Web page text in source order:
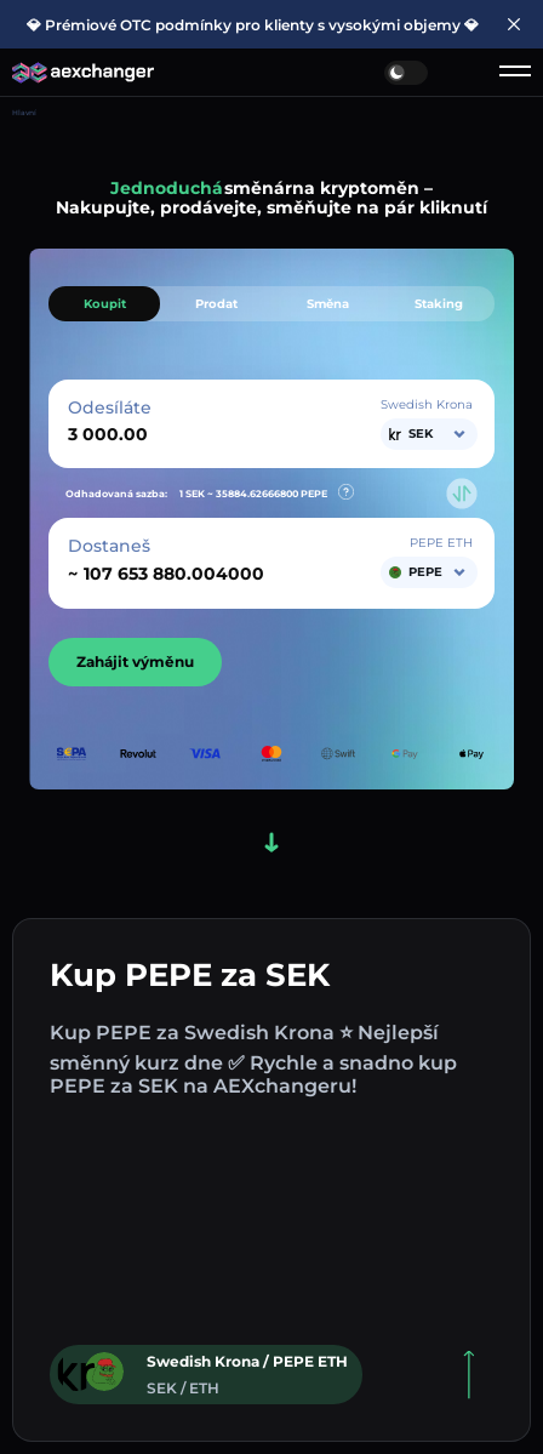
💎 Prémiové OTC podmínky pro klienty s vysokými objemy 💎
Hlavní
Jednoduchásměnárna kryptoměn –
Nakupujte, prodávejte, směňujte na pár kliknutí
Kup PEPE za SEK
Kup PEPE za Swedish Krona ⭐ Nejlepší
směnný kurz dne ✅ Rychle a snadno kup
PEPE za SEK na AEXchangeru!
Swedish Krona / PEPE ETH
SEK / ETH
Koupit Prodat Směna Staking
Odesíláte
Swedish Krona
SEK
Odhadovaná sazba: 1 SEK ~ 35884.62666800 PEPE
Dostaneš
~
PEPE ETH
PEPE
Zahájit výměnu